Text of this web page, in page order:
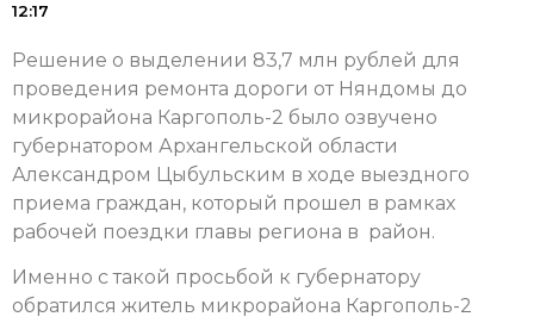
12:17
Решение о выделении 83,7 млн рублей для
проведения ремонта дороги от Няндомы до
микрорайона Каргополь-2 было озвучено
губернатором Архангельской области
Александром Цыбульским в ходе выездного
приема граждан, который прошел в рамках
рабочей поездки главы региона в район.
Именно с такой просьбой к губернатору
обратился житель микрорайона Каргополь-2